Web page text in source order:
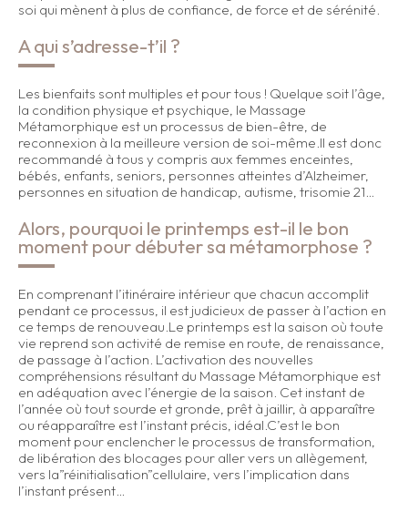
soi qui mènent à plus de confiance, de force et de sérénité.
A qui s’adresse-t’il ?
Les bienfaits sont multiples et pour tous ! Quelque soit l’âge,
la condition physique et psychique, le Massage
Métamorphique est un processus de bien-être, de
reconnexion à la meilleure version de soi-même.Il est donc
recommandé à tous y compris aux femmes enceintes,
bébés, enfants, seniors, personnes atteintes d’Alzheimer,
personnes en situation de handicap, autisme, trisomie 21…
Alors, pourquoi le printemps est-il le bon
moment pour débuter sa métamorphose ?
En comprenant l’itinéraire intérieur que chacun accomplit
pendant ce processus, il est judicieux de passer à l’action en
ce temps de renouveau.Le printemps est la saison où toute
vie reprend son activité de remise en route, de renaissance,
de passage à l’action. L’activation des nouvelles
compréhensions résultant du Massage Métamorphique est
en adéquation avec l’énergie de la saison. Cet instant de
l’année où tout sourde et gronde, prêt à jaillir, à apparaître
ou réapparaître est l’instant précis, idéal.C’est le bon
moment pour enclencher le processus de transformation,
de libération des blocages pour aller vers un allègement,
vers la”réinitialisation”cellulaire, vers l’implication dans
l’instant présent…